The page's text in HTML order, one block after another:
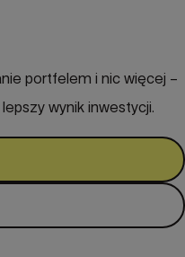
portfelem i nic więcej –
wynik inwestycji.